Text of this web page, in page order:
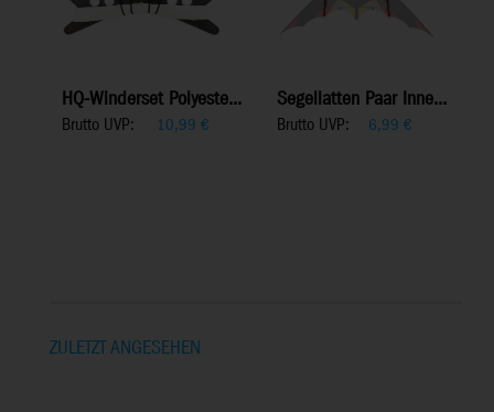
HQ-Winderset Polyeste...
Brutto UVP: 10,99 €
Segellatten Paar Inne...
Brutto UVP: 6,99 €
ZULETZT ANGESEHEN